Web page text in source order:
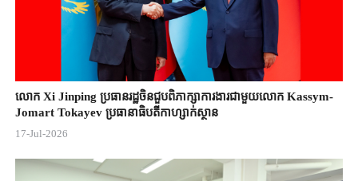
លោក Xi Jinping ប្រធានរដ្ឋចិន​ជួបពិភាក្សា​ការងារជាមួយ​លោក Kassym-
Jomart ​Tokayev ​ប្រធានាធិបតី​កាហ្សាក់ស្ថាន​
17-Jul-2026